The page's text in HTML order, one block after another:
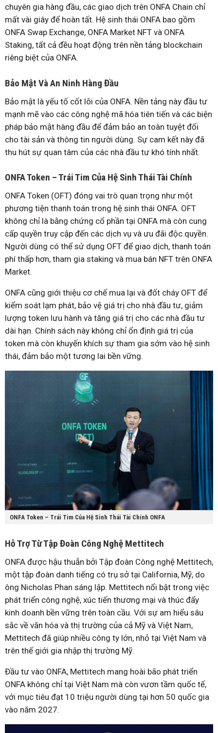
chuyên gia hàng đầu, các giao dịch trên ONFA Chain chỉ
mất vài giây để hoàn tất. Hệ sinh thái ONFA bao gồm
ONFA Swap Exchange, ONFA Market NFT và ONFA
Staking, tất cả đều hoạt động trên nền tảng blockchain
riêng biệt của ONFA.
Bảo Mật Và An Ninh Hàng Đầu
Bảo mật là yếu tố cốt lõi của ONFA. Nền tảng này đầu tư
mạnh mẽ vào các công nghệ mã hóa tiên tiến và các biện
pháp bảo mật hàng đầu để đảm bảo an toàn tuyệt đối
cho tài sản và thông tin người dùng. Sự cam kết này đã
thu hút sự quan tâm của các nhà đầu tư khó tính nhất.
ONFA Token – Trái Tim Của Hệ Sinh Thái Tài Chính
ONFA Token (OFT) đóng vai trò quan trọng như một
phương tiện thanh toán trong hệ sinh thái ONFA. OFT
không chỉ là bằng chứng cổ phần tại ONFA mà còn cung
cấp quyền truy cập đến các dịch vụ và ưu đãi độc quyền.
Người dùng có thể sử dụng OFT để giao dịch, thanh toán
phí thấp hơn, tham gia staking và mua bán NFT trên ONFA
Market.
ONFA cũng giới thiệu cơ chế mua lại và đốt cháy OFT để
kiểm soát lạm phát, bảo vệ giá trị cho nhà đầu tư, giảm
lượng token lưu hành và tăng giá trị cho các nhà đầu tư
dài hạn. Chính sách này không chỉ ổn định giá trị của
token mà còn khuyến khích sự tham gia sớm vào hệ sinh
thái, đảm bảo một tương lai bền vững.
ONFA Token – Trái Tim Của Hệ Sinh Thái Tài Chính ONFA
Hỗ Trợ Từ Tập Đoàn Công Nghệ Mettitech
ONFA được hậu thuẫn bởi Tập đoàn Công nghệ Mettitech,
một tập đoàn danh tiếng có trụ sở tại California, Mỹ, do
ông Nicholas Phan sáng lập. Mettitech nổi bật trong việc
phát triển công nghệ, xúc tiến thương mại và thúc đẩy
kinh doanh bền vững trên toàn cầu. Với sự am hiểu sâu
sắc về văn hóa và thị trường của cả Mỹ và Việt Nam,
Mettitech đã giúp nhiều công ty lớn, nhỏ tại Việt Nam và
trên thế giới gia nhập thị trường Mỹ.
Đầu tư vào ONFA, Mettitech mang hoài bão phát triển
ONFA không chỉ tại Việt Nam mà còn vươn tầm quốc tế,
với mục tiêu đạt 10 triệu người dùng tại hơn 50 quốc gia
vào năm 2027.